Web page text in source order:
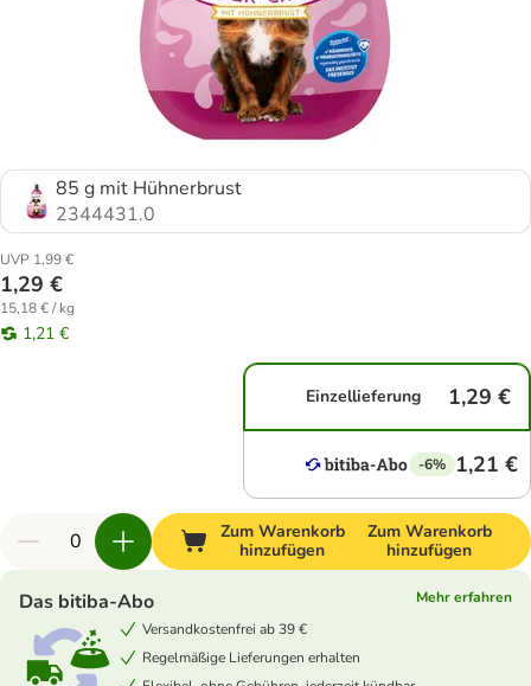
85 g mit Hühnerbrust
2344431.0
UVP 1,99 €
1,29 €
15,18 € / kg
1,21 €
Einzellieferung 1,29 €
-6% 1,21 €
Zum Warenkorb
hinzufügen
Zum Warenkorb
hinzufügen
Das bitiba-Abo
Mehr erfahren
Versandkostenfrei ab 39 €
Regelmäßige Lieferungen erhalten